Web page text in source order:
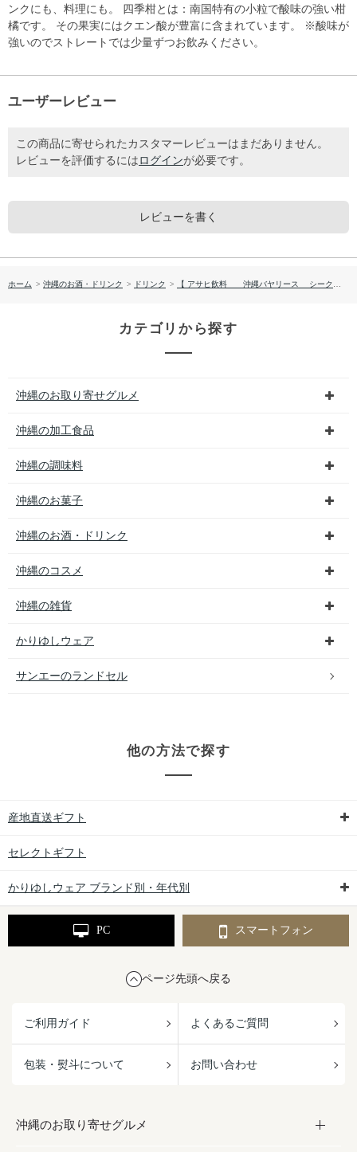
ンクにも、料理にも。 四季柑とは：南国特有の小粒で酸味の強い柑
橘です。 その果実にはクエン酸が豊富に含まれています。 ※酸味が
強いのでストレートでは少量ずつお飲みください。
ユーザーレビュー
この商品に寄せられたカスタマーレビューはまだありません。
レビューを評価するには ログインが必要です。
レビューを書く
ホーム > 沖縄のお酒・ドリンク > ドリンク > 【 アサヒ飲料 沖縄バヤリース シークヮサー入り四季柑】
カテゴリから探す
沖縄のお取り寄せグルメ
沖縄の加工食品
沖縄の調味料
沖縄のお菓子
沖縄のお酒・ドリンク
沖縄のコスメ
沖縄の雑貨
かりゆしウェア
サンエーのランドセル
他の方法で探す
産地直送ギフト
セレクトギフト
かりゆしウェア ブランド別・年代別
PC スマートフォン
ページ先頭へ戻る
ご利用ガイド よくあるご質問
包装・熨斗について お問い合わせ
沖縄のお取り寄せグルメ